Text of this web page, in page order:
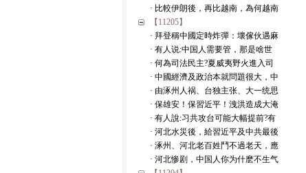
· 比較伊朗後，再比越南，為何越南
【11205】
· 拜登稱中國定時炸彈：壞傢伙遇麻
· 有人说:中国人需要管，那是啥世
· 何為司法民主?夏威夷野火進入司
· 中國經濟及政治本就問題很大，中
· 由涿州人祸、台独主张、大一统思
· 保雄安！保習近平！洩洪造成大淹
· 有人說:习共攻台可能大幅提前?有
· 河北水災後，給習近平及中共最後
· 涿州、河北老百姓鬥不過老天，應
· 河北惨剧，中国人你为什麽不生气